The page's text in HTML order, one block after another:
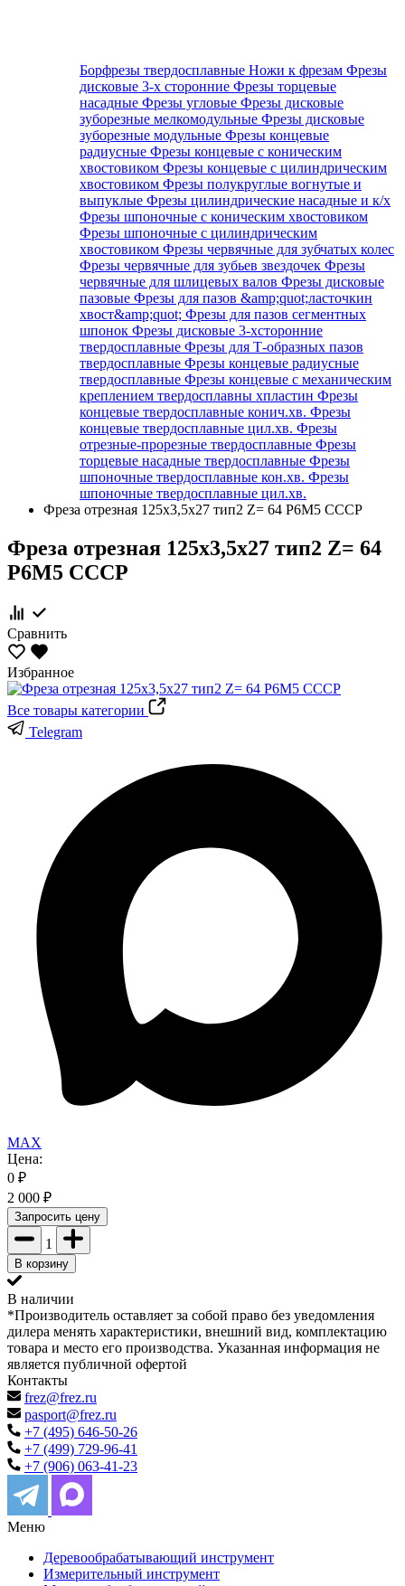
Борфрезы твердосплавные Ножи к фрезам Фрезы
дисковые 3-х сторонние Фрезы торцевые
насадные Фрезы угловые Фрезы дисковые
зуборезные мелкомодульные Фрезы дисковые
зуборезные модульные Фрезы концевые
радиусные Фрезы концевые с коническим
хвостовиком Фрезы концевые с цилиндрическим
хвостовиком Фрезы полукруглые вогнутые и
выпуклые Фрезы цилиндрические насадные и к/х
Фрезы шпоночные с коническим хвостовиком
Фрезы шпоночные с цилиндрическим
хвостовиком Фрезы червячные для зубчатых колес
Фрезы червячные для зубьев звездочек Фрезы
червячные для шлицевых валов Фрезы дисковые
пазовые Фрезы для пазов &amp;quot;ласточкин
хвост&amp;quot; Фрезы для пазов сегментных
шпонок Фрезы дисковые 3-хсторонние
твердосплавные Фрезы для Т-образных пазов
твердосплавные Фрезы концевые радиусные
твердосплавные Фрезы концевые с механическим
креплением твердосплавны хпластин Фрезы
концевые твердосплавные конич.хв. Фрезы
концевые твердосплавные цил.хв. Фрезы
отрезные-прорезные твердосплавные Фрезы
торцевые насадные твердосплавные Фрезы
шпоночные твердосплавные кон.хв. Фрезы
шпоночные твердосплавные цил.хв.
Фреза отрезная 125х3,5х27 тип2 Z= 64 Р6М5 СССР
Фреза отрезная 125х3,5х27 тип2 Z= 64
Р6М5 СССР
Сравнить
Избранное
Все товары категории
Telegram
MAX
Цена:
0 ₽
2 000 ₽
Запросить цену
1
В корзину
В наличии
*Производитель оставляет за собой право без уведомления
дилера менять характеристики, внешний вид, комплектацию
товара и место его производства. Указанная информация не
является публичной офертой
Контакты
frez@frez.ru
pasport@frez.ru
+7 (495) 646-50-26
+7 (499) 729-96-41
+7 (906) 063-41-23
Меню
Деревообрабатывающий инструмент
Измерительный инструмент